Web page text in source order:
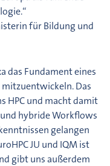
für Bildung und
das Fundament eines
Das
HPC und macht damit
hybride Workflows
gelangen
JU und IQM ist
gibt uns außerdem